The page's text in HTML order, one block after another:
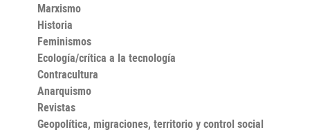
Marxismo
Historia
Feminismos
Ecología/crítica a la tecnología
Contracultura
Anarquismo
Revistas
Geopolítica, migraciones, territorio y control social